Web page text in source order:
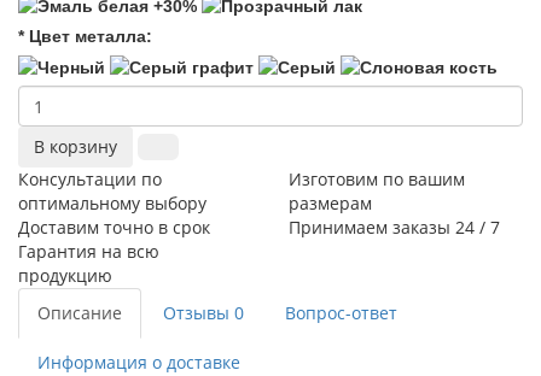
* Цвет металла:
В корзину
Консультации по
оптимальному выбору
Изготовим по вашим
размерам
Доставим точно в срок
Принимаем заказы 24 / 7
Гарантия на всю
продукцию
Описание
Отзывы 0 Вопрос-ответ
Информация о доставке